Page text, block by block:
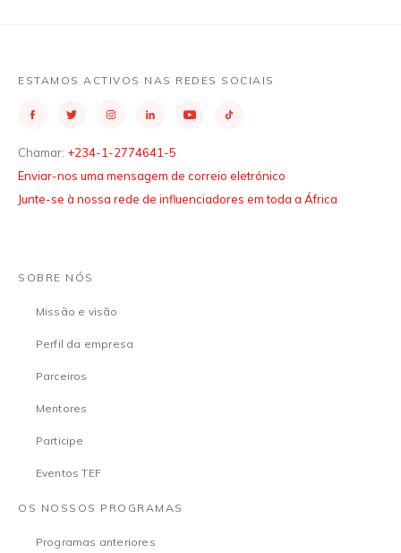
ESTAMOS ACTIVOS NAS REDES SOCIAIS
Chamar: +234-1-2774641-5
Enviar-nos uma mensagem de correio eletrónico
Junte-se à nossa rede de influenciadores em toda a África
SOBRE NÓS
Missão e visão
Perfil da empresa
Parceiros
Mentores
Participe
Eventos TEF
OS NOSSOS PROGRAMAS
Programas anteriores